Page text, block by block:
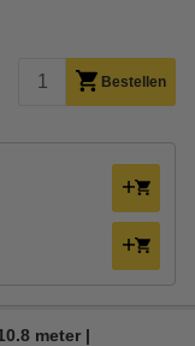
Bestellen
meter |